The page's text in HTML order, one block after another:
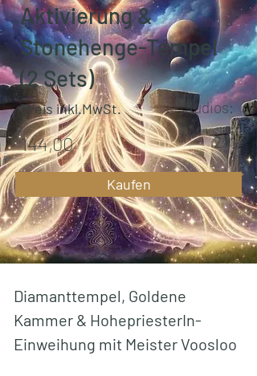
Aktivierung &
Stonehenge-Tempel
(2 Sets)
Preis inkl.MwSt.
144,00
Audios:
21
Kaufen
Diamanttempel, Goldene
Kammer & HohepriesterIn-
Einweihung mit Meister Voosloo